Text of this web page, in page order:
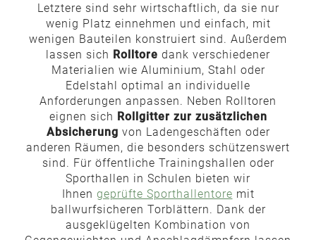
Letztere sind sehr wirtschaftlich, da sie nur
wenig Platz einnehmen und einfach, mit
wenigen Bauteilen konstruiert sind. Außerdem
lassen sich Rolltore dank verschiedener
Materialien wie Aluminium, Stahl oder
Edelstahl optimal an individuelle
Anforderungen anpassen. Neben Rolltoren
eignen sich Rollgitter zur zusätzlichen
Absicherung von Ladengeschäften oder
anderen Räumen, die besonders schützenswert
sind. Für öffentliche Trainingshallen oder
Sporthallen in Schulen bieten wir
Ihnen geprüfte Sporthallentore mit
ballwurfsicheren Torblättern. Dank der
ausgeklügelten Kombination von